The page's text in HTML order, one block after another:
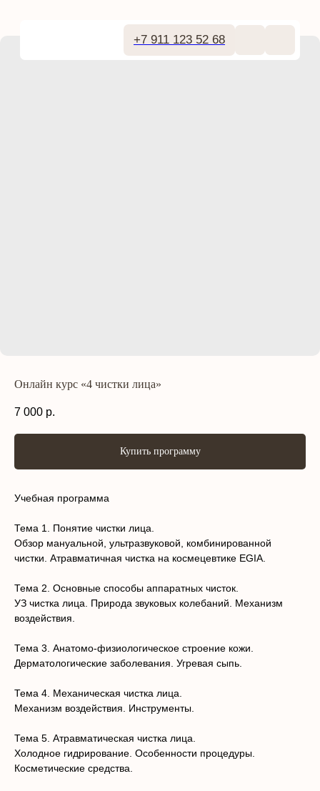
+7 911 123 52 68
Онлайн курс «4 чистки лица»
7 000 р.
Купить программу
Учебная программа
Тема 1. Понятие чистки лица.
Обзор мануальной, ультразвуковой, комбинированной
чистки. Атравматичная чистка на космецевтике EGIA.
Тема 2. Основные способы аппаратных чисток.
УЗ чистка лица. Природа звуковых колебаний. Механизм
воздействия.
Тема 3. Анатомо-физиологическое строение кожи.
Дерматологические заболевания. Угревая сыпь.
Тема 4. Механическая чистка лица.
Механизм воздействия. Инструменты.
Тема 5. Атравматическая чистка лица.
Холодное гидрирование. Особенности процедуры.
Косметические средства.